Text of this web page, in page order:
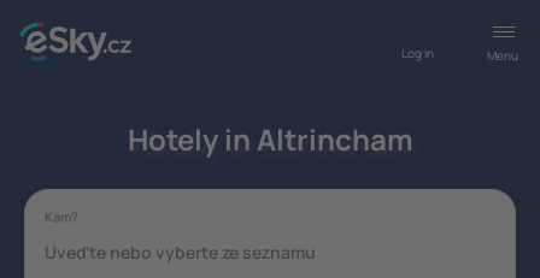
Menu
Log in
Hotely in Altrincham